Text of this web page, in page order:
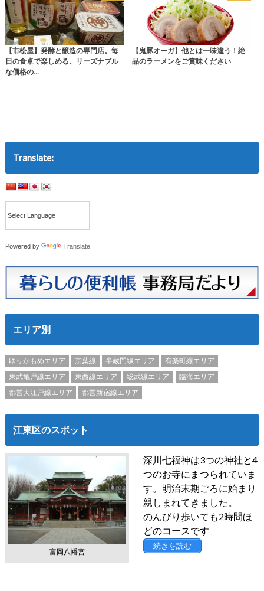
【市松屋】発酵と醸造の専門店。毎
日の食卓で楽しめる、リーズナブル
な価格の…
【鬼豚オーガ】他とは一味違う！絶
品のラーメンをご賞味ください
Translate:
Powered by Translate
エリア別
ゆりかもめエリア 京葉線 半蔵門線エリア
有楽町線エリア
東武亀戸線エリア
東西線エリア 総武線エリア
臨海エリア
都営大江戸線エリア
都営新宿線エリア
江東区のスポット
富岡八幡宮
深川七福神は3つの神社と4
つのお寺にまつられていま
す。明治末期ごろに始まり
親しまれてきました。
のんびり歩いても2時間ほ
どのコースです
続きを読む